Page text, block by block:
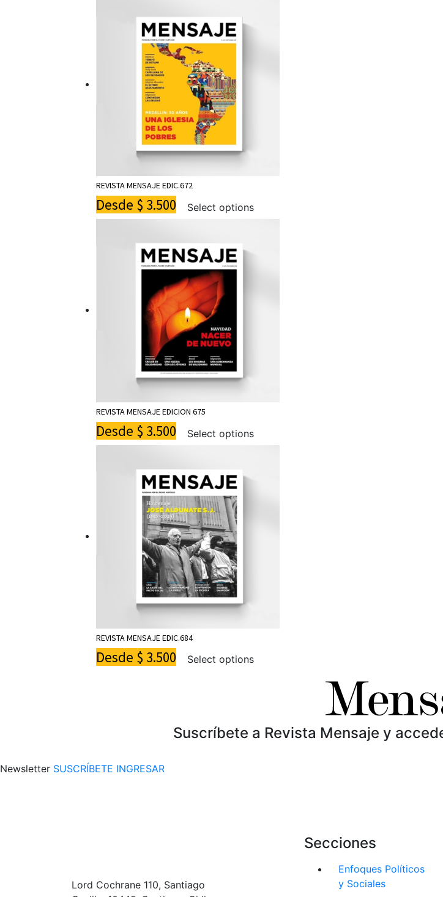
REVISTA MENSAJE EDIC.672
Desde $ 3.500 Select options
REVISTA MENSAJE EDICION 675
Desde $ 3.500 Select options
REVISTA MENSAJE EDIC.684
Desde $ 3.500 Select options
Suscríbete a Revista Mensaje y
Newsletter SUSCRÍBETE INGRESAR
Lord Cochrane 110, Santiago
Secciones
Enfoques Políticos
y Sociales